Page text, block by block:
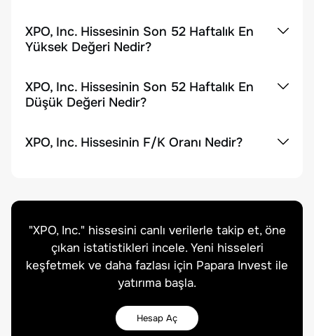
XPO, Inc. Hissesinin Son 52 Haftalık En
Yüksek Değeri Nedir?
XPO, Inc. Hissesinin Son 52 Haftalık En
Düşük Değeri Nedir?
XPO, Inc. Hissesinin F/K Oranı Nedir?
"XPO, Inc." hissesini canlı verilerle takip et, öne
çıkan istatistikleri incele. Yeni hisseleri
keşfetmek ve daha fazlası için Papara Invest ile
yatırıma başla.
Hesap Aç